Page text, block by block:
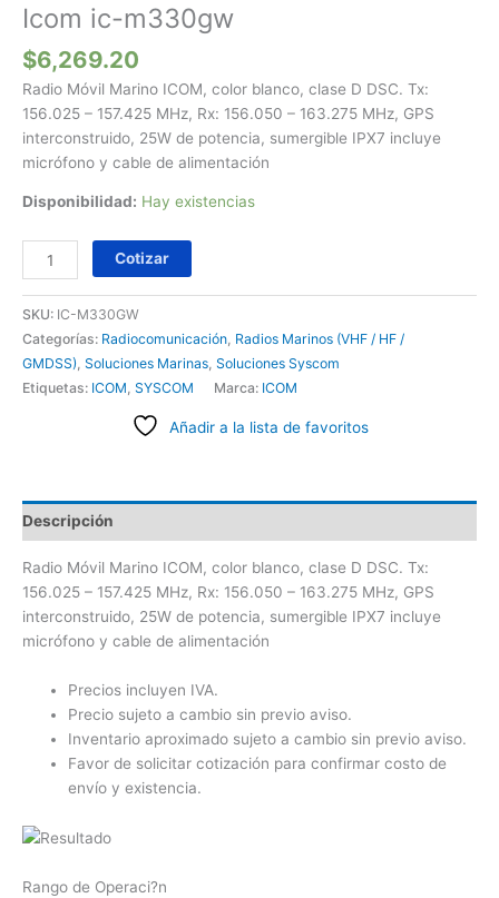
Icom ic-m330gw
$6,269.20
Radio Móvil Marino ICOM, color blanco, clase D DSC. Tx:
156.025 – 157.425 MHz, Rx: 156.050 – 163.275 MHz, GPS
interconstruido, 25W de potencia, sumergible IPX7 incluye
micrófono y cable de alimentación
Disponibilidad: Hay existencias
Cotizar
SKU: IC-M330GW
Categorías: Radiocomunicación, Radios Marinos (VHF / HF /
GMDSS), Soluciones Marinas, Soluciones Syscom
Etiquetas: ICOM, SYSCOM Marca: ICOM
Añadir a la lista de favoritos
Descripción
Radio Móvil Marino ICOM, color blanco, clase D DSC. Tx:
156.025 – 157.425 MHz, Rx: 156.050 – 163.275 MHz, GPS
interconstruido, 25W de potencia, sumergible IPX7 incluye
micrófono y cable de alimentación
Precios incluyen IVA.
Precio sujeto a cambio sin previo aviso.
Inventario aproximado sujeto a cambio sin previo aviso.
Favor de solicitar cotización para confirmar costo de
envío y existencia.
Rango de Operaci?n